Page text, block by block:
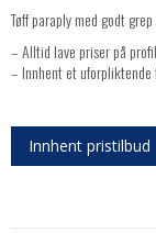
Tøff paraply med godt grep
– Alltid lave priser på
– Innhent et
Innhent pristilbud